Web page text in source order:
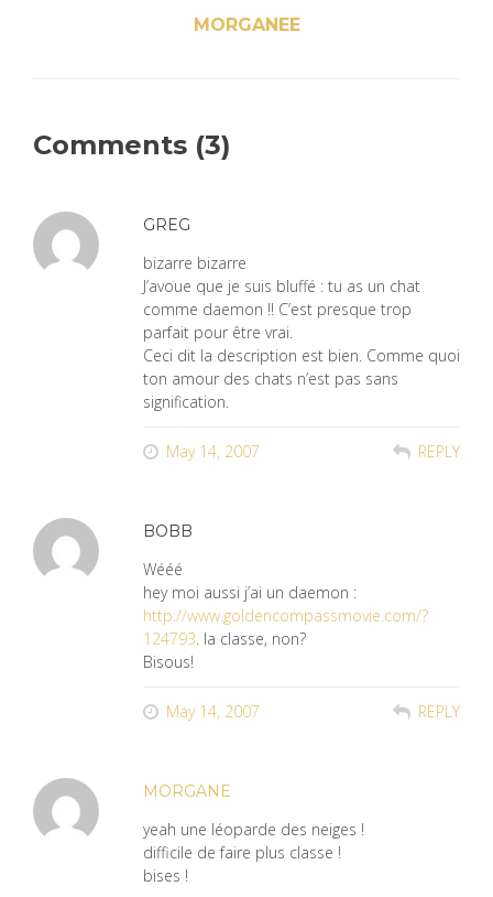
MORGANEE
Comments (3)
GREG
bizarre bizarre
J’avoue que je suis bluffé : tu as un chat
comme daemon !! C’est presque trop
parfait pour être vrai.
Ceci dit la description est bien. Comme quoi
ton amour des chats n’est pas sans
signification.
May 14, 2007 REPLY
BOBB
Wééé
hey moi aussi j’ai un daemon :
http://www.goldencompassmovie.com/?
124793. la classe, non?
Bisous!
May 14, 2007 REPLY
MORGANE
yeah une léoparde des neiges !
difficile de faire plus classe !
bises !